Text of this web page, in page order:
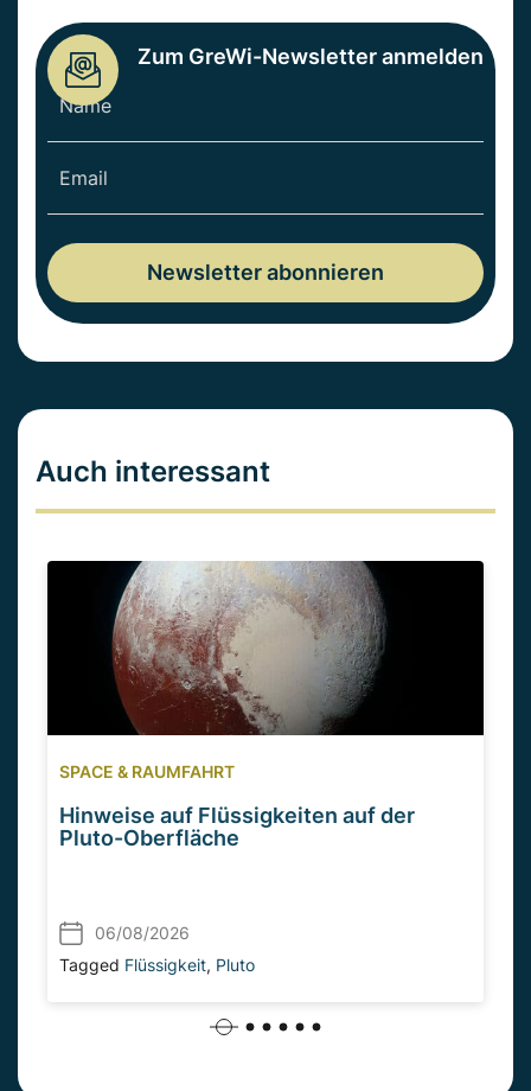
Zum GreWi-Newsletter anmelden
Auch interessant
SPACE & RAUMFAHRT
Hinweise auf Flüssigkeiten auf der
Pluto-Oberfläche
06/08/2026
Tagged Flüssigkeit, Pluto